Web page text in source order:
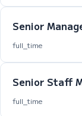
Senior
full_time
Senior Staff
full_time